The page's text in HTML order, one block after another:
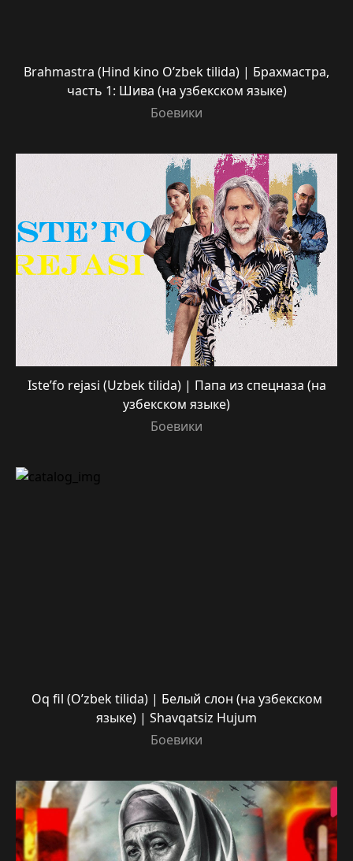
Brahmastra (Hind kino O’zbek tilida) | Брахмастра,
часть 1: Шива (на узбекском языке)
Боевики
Iste’fo rejasi (Uzbek tilida) | Папа из спецназа (на
узбекском языке)
Боевики
Oq fil (O’zbek tilida) | Белый слон (на узбекском
языке) | Shavqatsiz Hujum
Боевики